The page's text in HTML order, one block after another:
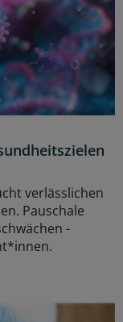
verlässlichen
Pauschale
-